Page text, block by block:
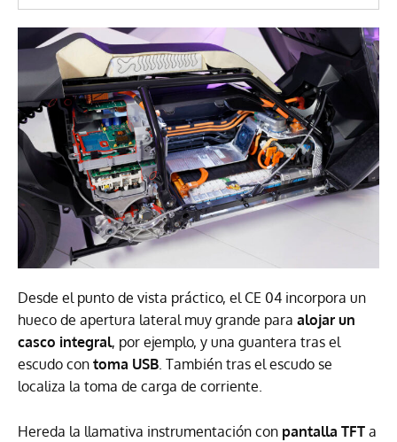
Desde el punto de vista práctico, el CE 04 incorpora un
hueco de apertura lateral muy grande para alojar un
casco integral, por ejemplo, y una guantera tras el
escudo con toma USB. También tras el escudo se
localiza la toma de carga de corriente.
Hereda la llamativa instrumentación con pantalla TFT a